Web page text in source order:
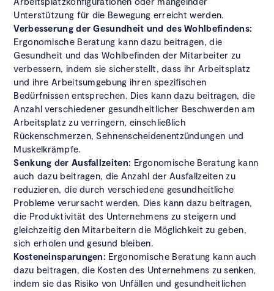
Unterstützung für die Bewegung erreicht werden.
Verbesserung der Gesundheit und des Wohlbefindens:
Ergonomische Beratung kann dazu beitragen, die
Gesundheit und das Wohlbefinden der Mitarbeiter zu
verbessern, indem sie sicherstellt, dass ihr Arbeitsplatz
und ihre Arbeitsumgebung ihren spezifischen
Bedürfnissen entsprechen. Dies kann dazu beitragen, die
Anzahl verschiedener gesundheitlicher Beschwerden am
Arbeitsplatz zu verringern, einschließlich
Rückenschmerzen, Sehnenscheidenentzündungen und
Muskelkrämpfe.
Senkung der Ausfallzeiten: Ergonomische Beratung kann
auch dazu beitragen, die Anzahl der Ausfallzeiten zu
reduzieren, die durch verschiedene gesundheitliche
Probleme verursacht werden. Dies kann dazu beitragen,
die Produktivität des Unternehmens zu steigern und
gleichzeitig den Mitarbeitern die Möglichkeit zu geben,
sich erholen und gesund bleiben.
Kosteneinsparungen: Ergonomische Beratung kann auch
dazu beitragen, die Kosten des Unternehmens zu senken,
indem sie das Risiko von Unfällen und gesundheitlichen